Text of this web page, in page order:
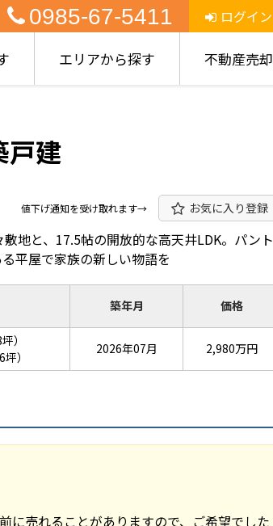
0985-67-5411 ログイン
エリアから探す 不動産売却
戸建
値下げ通知を受け取れます→ お気に入り登録
地と、17.5帖の開放的な高天井LDK。パント
平屋で家族の新しい物語を
築年月 価格
）
坪）
2026年07月 2,980万円
に売れることがありますので、ご希望でした